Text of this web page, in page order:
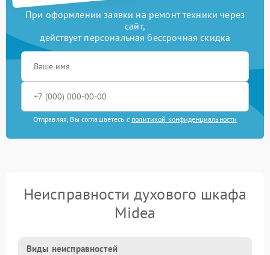
При оформлении заявки на ремонт техники через
сайт,
действует персональная бессрочная скидка
Отправляя, Вы соглашаетесь с политикой конфиденциальности
Неисправности духового шкафа
Midea
Виды неисправностей